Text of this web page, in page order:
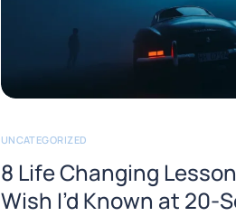
UNCATEGORIZED
8 Life Changing
Wish I’d Known at 20-